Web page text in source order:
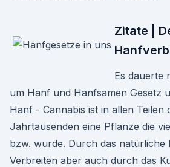
Zitate |
Es dauerte
um Hanf und Hanfsamen Gesetz
Hanf - Cannabis ist in allen Teilen
Jahrtausenden eine Pflanze die
bzw. wurde. Durch das natürliche
Verbreiten aber auch durch das